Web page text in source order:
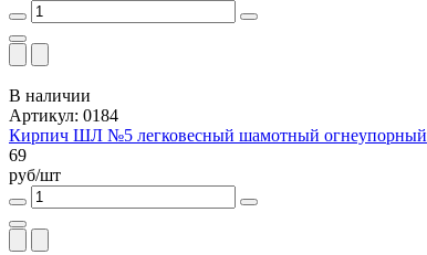
В наличии
Артикул: 0184
Кирпич ШЛ №5 легковесный шамотный огнеупорный
69
руб/шт